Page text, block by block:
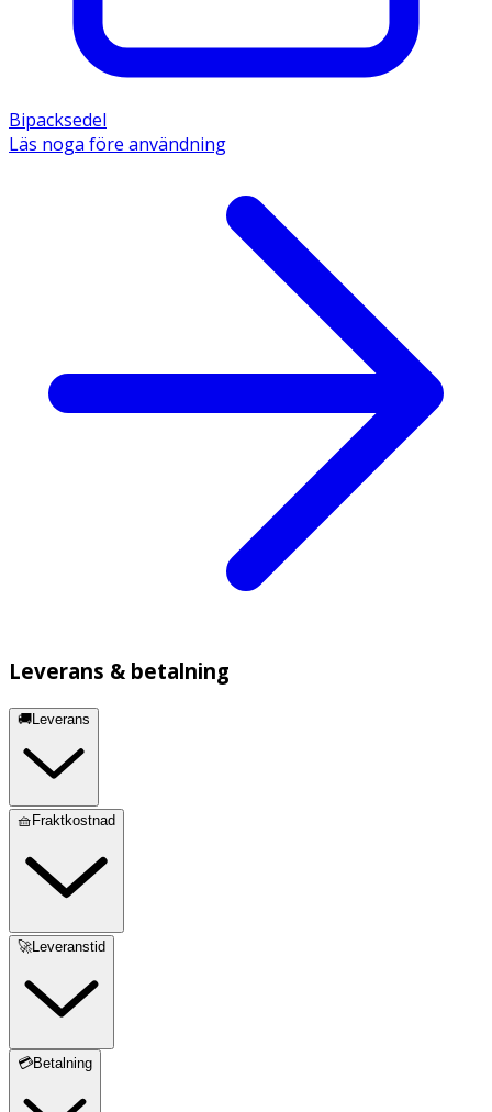
Bipacksedel
Läs noga före användning
Leverans & betalning
🚚Leverans
🧺Fraktkostnad
🚀Leveranstid
💳Betalning